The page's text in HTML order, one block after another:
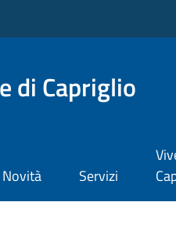
di Capriglio
Novità Servizi